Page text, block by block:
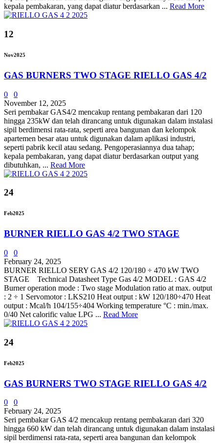
kepala pembakaran, yang dapat diatur berdasarkan ... Read More
12
Nov2025
GAS BURNERS TWO STAGE RIELLO GAS 4/2
0
0
November 12, 2025
Seri pembakar GAS4/2 mencakup rentang pembakaran dari 120
hingga 235kW dan telah dirancang untuk digunakan dalam instalasi
sipil berdimensi rata-rata, seperti area bangunan dan kelompok
apartemen besar atau untuk digunakan dalam aplikasi industri,
seperti pabrik kecil atau sedang. Pengoperasiannya dua tahap;
kepala pembakaran, yang dapat diatur berdasarkan output yang
dibutuhkan, ... Read More
24
Feb2025
BURNER RIELLO GAS 4/2 TWO STAGE
0
0
February 24, 2025
BURNER RIELLO SERY GAS 4/2 120/180 ÷ 470 kW TWO
STAGE Technical Datasheet Type Gas 4/2 MODEL : GAS 4/2
Burner operation mode : Two stage Modulation ratio at max. output
: 2 ÷ 1 Servomotor : LKS210 Heat output : kW 120/180÷470 Heat
output : Mcal/h 104/155÷404 Working temperature °C : min./max.
0/40 Net calorific value LPG ... Read More
24
Feb2025
GAS BURNERS TWO STAGE RIELLO GAS 4/2
0
0
February 24, 2025
Seri pembakar GAS 4/2 mencakup rentang pembakaran dari 320
hingga 660 kW dan telah dirancang untuk digunakan dalam instalasi
sipil berdimensi rata-rata, seperti area bangunan dan kelompok